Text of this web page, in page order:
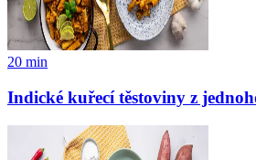
20 min
Indické kuřecí těstoviny z